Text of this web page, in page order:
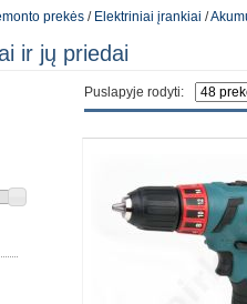
Prekės
suaugusiems
Galanterija
prekės/ Elektriniai įrankiai /
ir jų priedai
Puslapyje rodyti: